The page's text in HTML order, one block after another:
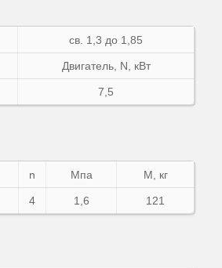
св. 1,3 до 1,85
Двигатель, N , кВт
7,5
n Мпа М, кг
4 1,6 121